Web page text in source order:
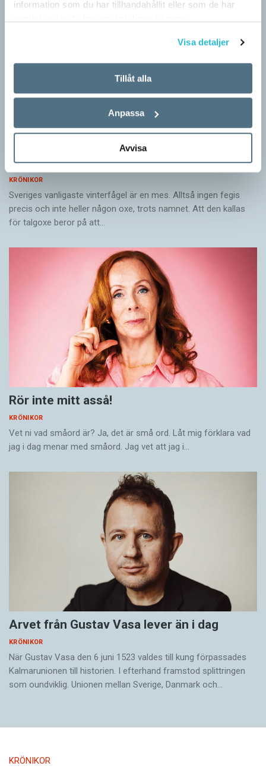
information som du har tillhandahållit eller som de har
Visa detaljer
Tillåt alla
Anpassa
Avvisa
Mesen är ingen fegis
KRÖNIKOR
Sveriges vanligaste vinterfågel är en mes. Alltså ingen fegis
precis och inte heller någon oxe, trots namnet. Att den kallas
för talgoxe beror på att…
Rör inte mitt asså!
KRÖNIKOR
Vet ni vad småord är? Ja, det är små ord. Låt mig förklara vad
jag i dag menar med småord. Jag vet att jag i…
Arvet från Gustav Vasa lever än i dag
KRÖNIKOR
När Gustav Vasa den 6 juni 1523 ­valdes till kung förpassades
Kalmar­unionen till historien. I efterhand framstod splittringen
som ound­viklig. ­Unionen ­mellan Sverige, Danmark och…
KRÖNIKOR